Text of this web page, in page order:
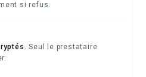
si refus.
. Seul le prestataire